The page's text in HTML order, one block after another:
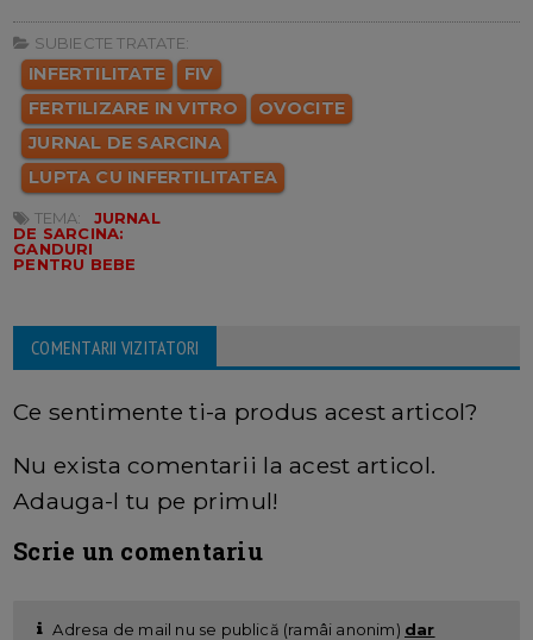
SUBIECTE TRATATE:
INFERTILITATE
FIV
FERTILIZARE IN VITRO
OVOCITE
JURNAL DE SARCINA
LUPTA CU INFERTILITATEA
TEMA:
JURNAL
DE SARCINA:
GANDURI
PENTRU BEBE
COMENTARII VIZITATORI
Ce sentimente ti-a produs acest articol?
Nu exista comentarii la acest articol.
Adauga-l tu pe primul!
Scrie un comentariu
Adresa de mail nu se publică (ramâi anonim) dar